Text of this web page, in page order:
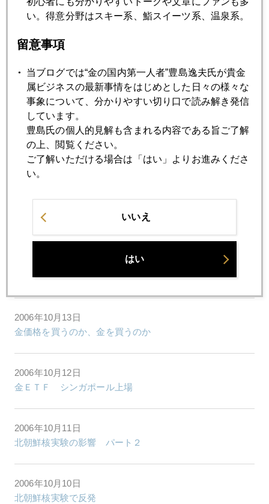
2006年10月24日
2006年10月20日
短期的相場観測
2006年10月19日
１兆ドルという臨界点
相場の景色は印象派の絵の如し
潮の流れに変化の兆し
2006年10月13日
金価格を買うのか、金を買うのか
2006年10月12日
金ＥＴＦ シンガポール上場
2006年10月11日
北朝鮮核実験の影響 パート２
2006年10月10日
北朝鮮核実験で反発
い。得意分野はスキー系、鮨スイーツ系、温泉系。
留意事項
当ブログでは“金の国内第一人者”豊島逸夫氏が貴金
属ビジネスの最新事情をはじめとした日々の様々な
事象について、分かりやすい切り口で読み解き発信
しています。
豊島氏の個人的見解も含まれる内容である旨ご了解
の上、閲覧ください。
ご了解いただける場合は「はい」よりお進みくださ
い。
いいえ
はい